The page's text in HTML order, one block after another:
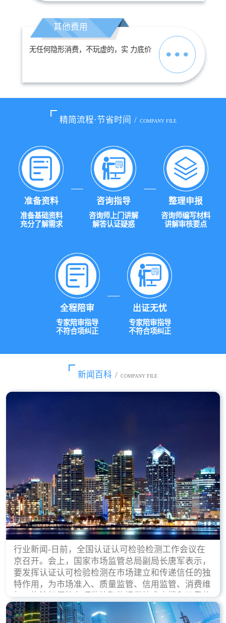
其他费用
无任何隐形消费，不玩虚的，实 力底价
精简流程·节省时间 / COMPANY FILE
准备资料
准备基础资料
充分了解需求
咨询指导
咨询师上门讲解
解答认证疑惑
整理申报
咨询师编写材料
讲解审核要点
全程陪审
专家陪审指导
不符合项纠正
出证无忧
专家陪审指导
不符合项纠正
新闻百科 / COMPANY FILE
行业新闻-日前，全国认证认可检验检测工作会议在
京召开。会上，国家市场监管总局副局长唐军表示，
要发挥认证认可检验检测在市场建立和传递信任的独
特作用，为市场准入、质量监管、信用监管、消费维
权、执法打假等各项监管职能提供技术支撑和可靠依
据。